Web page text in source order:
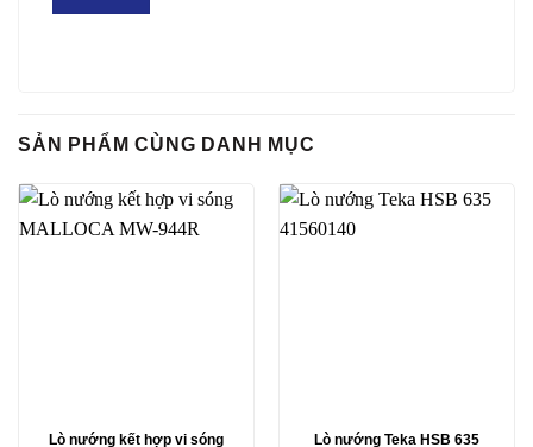
SẢN PHẨM CÙNG DANH MỤC
Lò nướng kết hợp vi sóng
Lò nướng Teka HSB 635